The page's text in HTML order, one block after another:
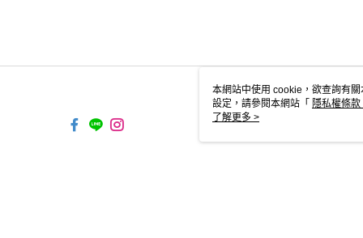
本網站中使用 cookie，欲查詢有
設定，請參閱本網站「 隱私權條款
使用 cookie。
了解更多 >